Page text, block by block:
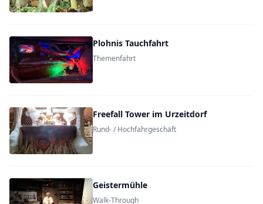
Plohnis Tauchfahrt
Themenfahrt
Freefall Tower im Urzeitdorf
Rund- / Hochfahrgeschäft
Geistermühle
Walk-Through